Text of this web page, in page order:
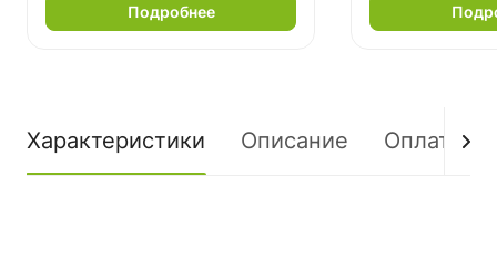
Подробнее
Характеристики Описание Оплата